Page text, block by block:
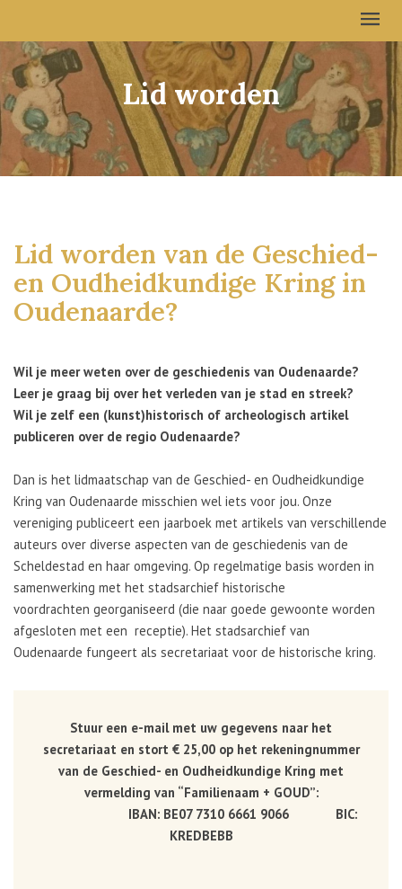
Lid worden
Lid worden van de Geschied-
en Oudheidkundige Kring in
Oudenaarde?
Wil je meer weten over de geschiedenis van Oudenaarde?
Leer je graag bij over het verleden van je stad en streek?
Wil je zelf een (kunst)historisch of archeologisch artikel
publiceren over de regio Oudenaarde?
Dan is het lidmaatschap van de Geschied- en Oudheidkundige
Kring van Oudenaarde misschien wel iets voor jou. Onze
vereniging publiceert een jaarboek met artikels van verschillende
auteurs over diverse aspecten van de geschiedenis van de
Scheldestad en haar omgeving. Op regelmatige basis worden in
samenwerking met het stadsarchief historische
voordrachten georganiseerd (die naar goede gewoonte worden
afgesloten met een receptie). Het stadsarchief van
Oudenaarde fungeert als secretariaat voor de historische kring.
Stuur een e-mail met uw gegevens naar het
secretariaat en stort € 25,00 op het rekeningnummer
van de Geschied- en Oudheidkundige Kring met
vermelding van “Familienaam + GOUD”:
IBAN: BE07 7310 6661 9066 BIC:
KREDBEBB